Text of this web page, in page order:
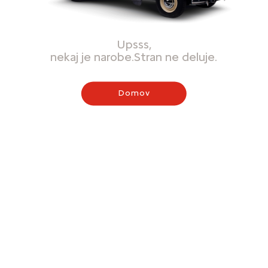
Upsss,
nekaj je narobe.Stran ne deluje.
Domov